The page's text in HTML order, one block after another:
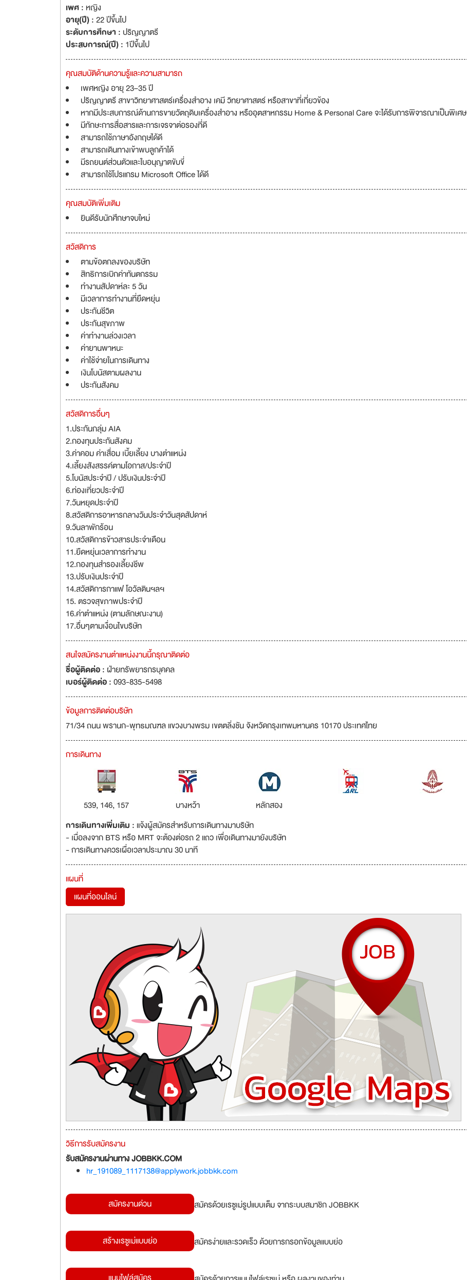
เพศ :หญิง
อายุ(ปี) :22 ปีขึ้นไป
ระดับการศึกษา :ปริญญาตรี
ประสบการณ์(ปี) : 1ปีขึ้นไป
คุณสมบัติด้านความรู้และความสามารถ
เพศหญิง อายุ 23–35 ปี
ปริญญาตรี สาขาวิทยาศาสตร์เครื่องสำอาง เคมี วิทยาศาสตร์ หรือสาขาที่เกี่ยวข้อง
หากมีประสบการณ์ด้านการขายวัตถุดิบเครื่องสำอาง หรืออุตสาหกรรม Home & Personal Care จะได้รับการพิจารณาเป็นพิเศษ
มีทักษะการสื่อสารและการเจรจาต่อรองที่ดี
สามารถใช้ภาษาอังกฤษได้ดี
สามารถเดินทางเข้าพบลูกค้าได้
มีรถยนต์ส่วนตัวและใบอนุญาตขับขี่
สามารถใช้โปรแกรม Microsoft Office ได้ดี
คุณสมบัติเพิ่มเติม
ยินดีรับนักศึกษาจบใหม่
สวัสดิการ
ตามข้อตกลงของบริษัท
สิทธิการเบิกค่าทันตกรรม
ทำงานสัปดาห์ละ 5 วัน
มีเวลาการทำงานที่ยืดหยุ่น
ประกันชีวิต
ประกันสุขภาพ
ค่าทำงานล่วงเวลา
ค่ายานพาหนะ
ค่าใช้จ่ายในการเดินทาง
เงินโบนัสตามผลงาน
ประกันสังคม
สวัสดิการอื่นๆ
1.ประกันกลุ่ม AIA
2.กองทุนประกันสังคม
3.ค่าคอม ค่าเสื่อม เบี้ยเลี้ยง บางตำแหน่ง
4.เลี้ยงสังสรรค์ตามโอกาส/ประจำปี
5.โบนัสประจำปี / ปรับเงินประจำปี
6.ท่องเที่ยวประจำปี
7.วันหยุดประจำปี
8.สวัสดิการอาหารกลางวันประจำวันสุดสัปดาห์
9.วันลาพักร้อน
10.สวัสดิการข้าวสารประจำเดือน
11.ยืดหยุ่นเวลาการทำงาน
12.กองทุนสำรองเลี้ยงชีพ
13.ปรับเงินประจำปี
14.สวัสดิการกาแฟ โอวัลตินฯลฯ
15. ตรวจสุขภาพประจำปี
16.ค่าตำแหน่ง (ตามลักษณะงาน)
17.อื่นๆตามเงื่อนไขบริษัท
สนใจสมัครงานตำแหน่งงานนี้กรุณาติดต่อ
ชื่อผู้ติดต่อ :ฝ่ายทรัพยารกรบุคคล
เบอร์ผู้ติดต่อ :093-835-5498
ข้อมูลการติดต่อบริษัท
71/34 ถนน พรานก-พุทธมณฑล แขวงบางพรม เขตตลิ่งชัน จังหวัดกรุงเทพมหานคร 10170 ประเทศไทย
การเดินทาง
539, 146, 157 บางหว้า
หลักสอง
การเดินทางเพิ่มเติม :แจ้งผู้สมัครสำหรับการเดินทางมาบริษัท
- เมื่อลงจาก BTS หรือ MRT จะต้องต่อรถ 2 แถว เพื่อเดินทางมายังบริษัท
- การเดินทางควรเผื่อเวลาประมาณ 30 นาที
แผนที่
แผนที่ออนไลน์
วิธีการรับสมัครงาน
รับสมัครงานผ่านทาง JOBBKK.COM
hr_191089_1117138@applywork.jobbkk.com
สมัครงานด่วน สมัครด้วยเรซูเม่รูปแบบเต็ม จากระบบสมาชิก JOBBKK
สร้างเรซูเม่แบบย่อ สมัครง่ายและรวดเร็ว ด้วยการกรอกข้อมูลแบบย่อ